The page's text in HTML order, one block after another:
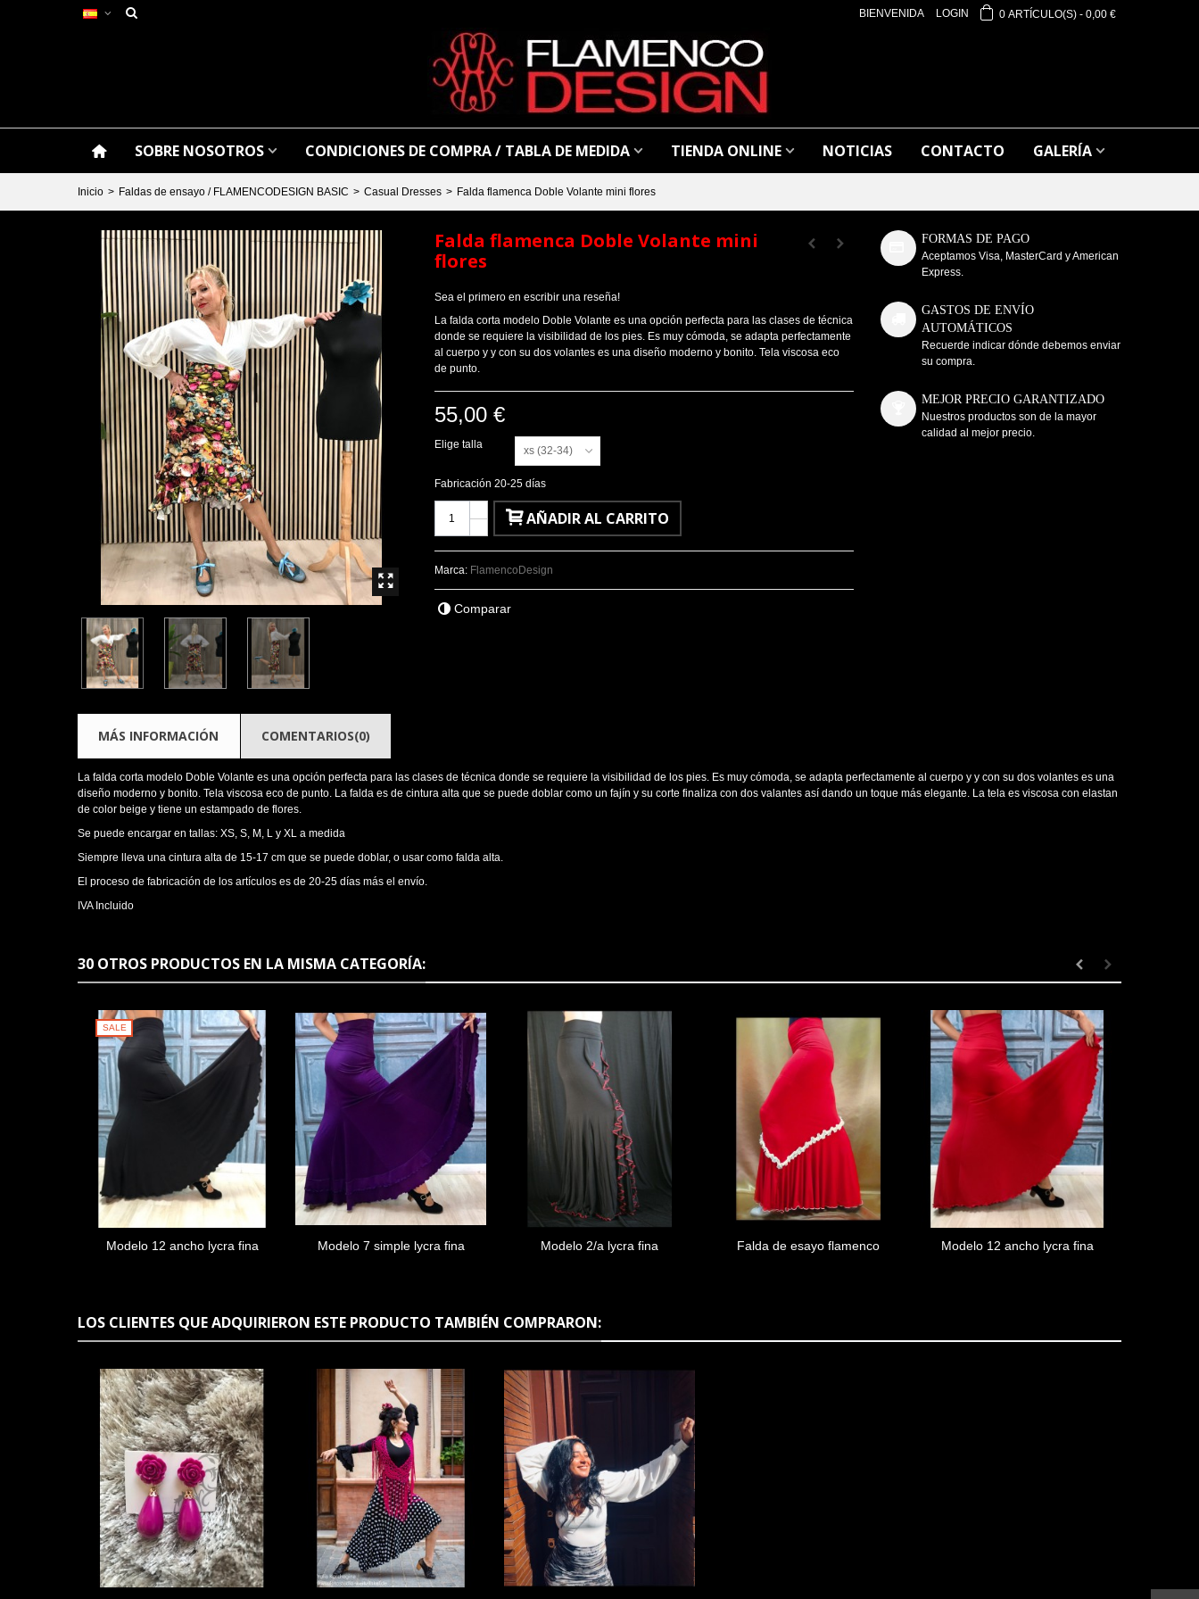
0 ARTÍCULO(S) - 0,00 €
LOGIN
BIENVENIDA
SOBRE NOSOTROS CONDICIONES DE COMPRA / TABLA DE MEDIDA TIENDA ONLINE NOTICIAS CONTACTO GALERÍA
Inicio > Faldas de ensayo / FLAMENCODESIGN BASIC > Casual Dresses > Falda flamenca Doble Volante mini flores
Falda flamenca Doble Volante mini
flores
Sea el primero en escribir una reseña!
La falda corta modelo Doble Volante es una opción perfecta para las clases de técnica
donde se requiere la visibilidad de los pies. Es muy cómoda, se adapta perfectamente
al cuerpo y y con su dos volantes es una diseño moderno y bonito. Tela viscosa eco
de punto.
55,00 €
Elige talla xs (32-34)
Fabricación 20-25 días
AÑADIR AL CARRITO
Marca: FlamencoDesign
Comparar
FORMAS DE PAGO
Aceptamos Visa, MasterCard y American
Express.
GASTOS DE ENVÍO
AUTOMÁTICOS
Recuerde indicar dónde debemos enviar
su compra.
MEJOR PRECIO GARANTIZADO
Nuestros productos son de la mayor
calidad al mejor precio.
MÁS INFORMACIÓN COMENTARIOS(0)
La falda corta modelo Doble Volante es una opción perfecta para las clases de técnica donde se requiere la visibilidad de los pies. Es muy cómoda, se adapta perfectamente al cuerpo y y con su dos volantes es una
diseño moderno y bonito. Tela viscosa eco de punto. La falda es de cintura alta que se puede doblar como un fajín y su corte finaliza con dos valantes así dando un toque más elegante. La tela es viscosa con elastan
de color beige y tiene un estampado de flores.
Se puede encargar en tallas: XS, S, M, L y XL a medida
Siempre lleva una cintura alta de 15-17 cm que se puede doblar, o usar como falda alta.
El proceso de fabricación de los artículos es de 20-25 días más el envío.
IVA Incluido
30 OTROS PRODUCTOS EN LA MISMA CATEGORÍA:
SALE
Añadir al carrito
Modelo 12 ancho lycra fina Añadir al carrito
Modelo 7 simple lycra fina Añadir al carrito
Modelo 2/a lycra fina Añadir al carrito
Falda de esayo flamenco
Añadir al carrito
Modelo 12 ancho lycra fina
LOS CLIENTES QUE ADQUIRIERON ESTE PRODUCTO TAMBIÉN COMPRARON: